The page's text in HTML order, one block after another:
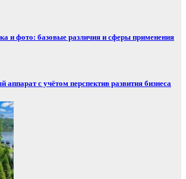
и фото: базовые различия и сферы применения
аппарат с учётом перспектив развития бизнеса